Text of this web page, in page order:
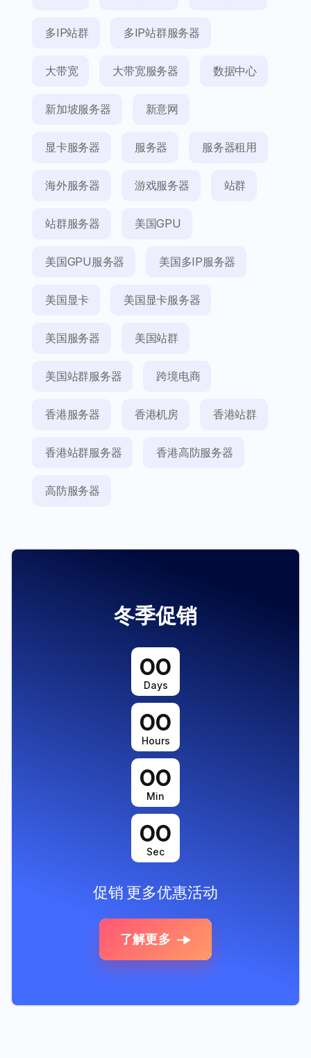
多IP站群 多IP站群服务器
大带宽 大带宽服务器 数据中心
新加坡服务器 新意网
显卡服务器 服务器 服务器租用
海外服务器 游戏服务器 站群
站群服务器 美国GPU
美国GPU服务器 美国多IP服务器
美国显卡 美国显卡服务器
美国服务器 美国站群
美国站群服务器 跨境电商
香港服务器 香港机房 香港站群
香港站群服务器 香港高防服务器
高防服务器
冬季促销
00
Days
00
Hours
00
Min
00
Sec
促销 更多优惠活动
了解更多